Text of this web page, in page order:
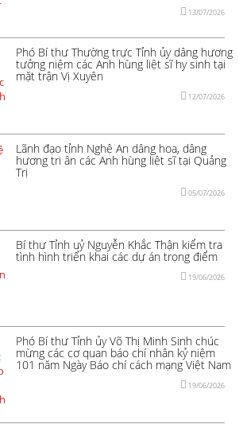
13/07/2026
Phó Bí thư Thường trực Tỉnh ủy dâng hương
tưởng niệm các Anh hùng liệt sĩ hy sinh tại
mặt trận Vị Xuyên
12/07/2026
Lãnh đạo tỉnh Nghệ An dâng hoa, dâng
hương tri ân các Anh hùng liệt sĩ tại Quảng
Trị
05/07/2026
Bí thư Tỉnh uỷ Nguyễn Khắc Thận kiểm tra
tình hình triển khai các dự án trọng điểm
19/06/2026
Phó Bí thư Tỉnh ủy Võ Thị Minh Sinh chúc
mừng các cơ quan báo chí nhân kỷ niệm
101 năm Ngày Báo chí cách mạng Việt Nam
19/06/2026